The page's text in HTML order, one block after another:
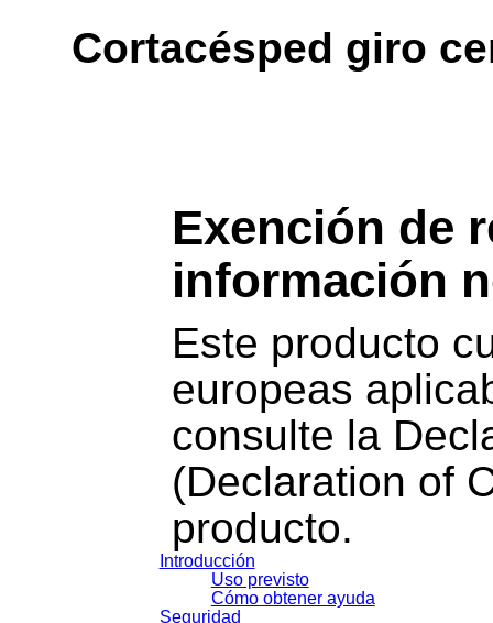
Cortacésped giro
Exención de
información
Este producto
europeas
consulte la
(Declaration of
producto.
Introducción
Uso previsto
Cómo obtener ayuda
Seguridad